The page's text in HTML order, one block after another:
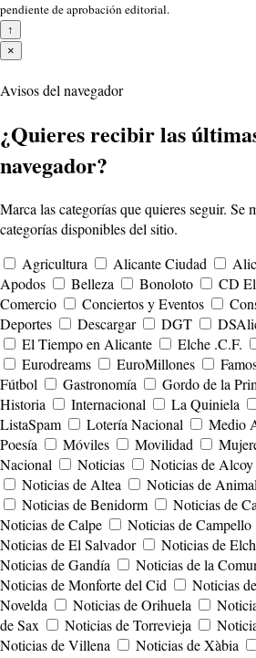
pendiente de aprobación editorial.
↑
×
Avisos del navegador
¿Quieres recibir las
navegador?
Marca las categorías que quieres seguir. Se
categorías disponibles del sitio.
Agricultura
Alicante Ciudad
Apodos
Belleza Bonoloto CD
Comercio
Conciertos y Eventos
Deportes
Descargar DGT
El Tiempo en Alicante
Elche .C.F.
Eurodreams
EuroMillones
Fútbol
Gastronomía Gordo de la
Historia
Internacional La Quiniela
ListaSpam
Lotería Nacional Medio
Poesía
Móviles Movilidad
Nacional
Noticias Noticias de Alcoy
Noticias de Altea
Noticias de
Noticias de Benidorm
Noticias de
Noticias de Calpe
Noticias de Campello
Noticias de El Salvador
Noticias de
Noticias de Gandía
Noticias de la
Noticias de Monforte del Cid
Noticias
Novelda
Noticias de Orihuela
de Sax
Noticias de Torrevieja
Noticias de Villena
Noticias de Xàbia